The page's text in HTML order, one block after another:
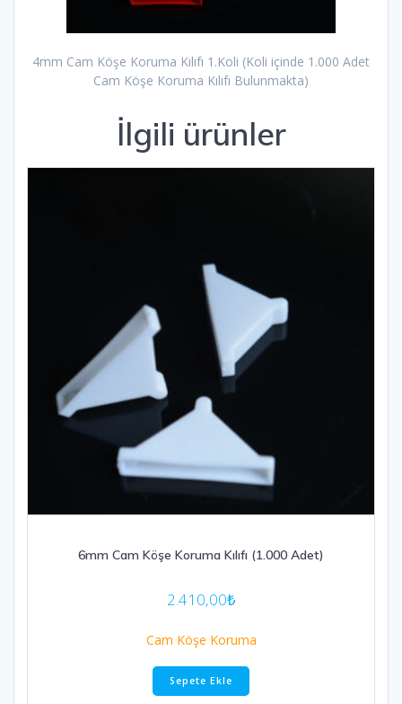
4mm Cam Köşe Koruma Kılıfı 1.Koli (Koli içinde 1.000 Adet
Cam Köşe Koruma Kılıfı Bulunmakta)
İlgili ürünler
6mm Cam Köşe Koruma Kılıfı (1.000 Adet)
2.410,00₺
Cam Köşe Koruma
Sepete Ekle